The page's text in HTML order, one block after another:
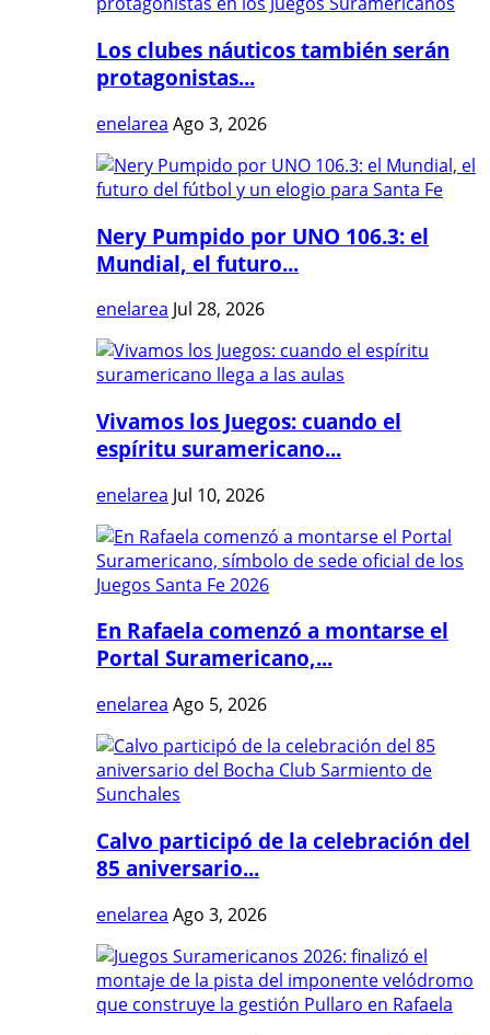
Los clubes náuticos también serán
protagonistas...
enelarea Ago 3, 2026
Nery Pumpido por UNO 106.3: el
Mundial, el futuro...
enelarea Jul 28, 2026
Vivamos los Juegos: cuando el
espíritu suramericano...
enelarea Jul 10, 2026
En Rafaela comenzó a montarse el
Portal Suramericano,...
enelarea Ago 5, 2026
Calvo participó de la celebración del
85 aniversario...
enelarea Ago 3, 2026